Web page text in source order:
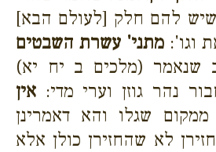
שיש להם חלק [לעולם הבא]
וגו': מתני' עשרת השבטים
שנאמר (מלכים ב יח יא)
נהר גוזן וערי מדי: אין
ממקום שגלו והא דאמרינן
לא שהחזירן כולן אלא